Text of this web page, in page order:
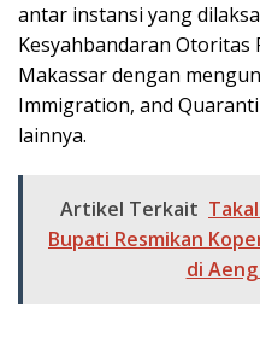
antar instansi yang
Kesyahbandaran Otoritas
Makassar dengan
Immigration, and
lainnya.
Artikel Terkait
Bupati Resmikan
di